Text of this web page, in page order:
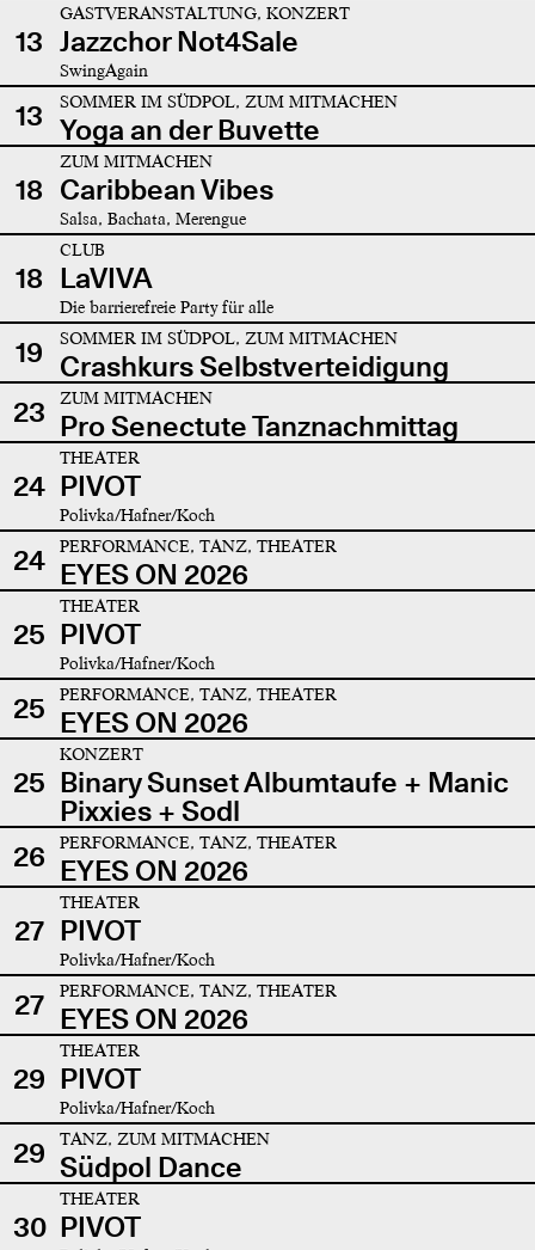
13
GASTVERANSTALTUNG, KONZERT
Jazzchor Not4Sale
SwingAgain
13 SOMMER IM SÜDPOL, ZUM MITMACHEN
Yoga an der Buvette
18
ZUM MITMACHEN
Caribbean Vibes
Salsa, Bachata, Merengue
18
CLUB
LaVIVA
Die barrierefreie Party für alle
19 SOMMER IM SÜDPOL, ZUM MITMACHEN
Crashkurs Selbstverteidigung
23
ZUM MITMACHEN
Pro Senectute Tanznachmittag
24
THEATER
PIVOT
Polivka/Hafner/Koch
24 PERFORMANCE, TANZ, THEATER
EYES ON 2026
25
THEATER
PIVOT
Polivka/Hafner/Koch
25 PERFORMANCE, TANZ, THEATER
EYES ON 2026
25
KONZERT
Binary Sunset Albumtaufe + Manic
Pixxies + Sodl
26
PERFORMANCE, TANZ, THEATER
EYES ON 2026
27
THEATER
PIVOT
Polivka/Hafner/Koch
27 PERFORMANCE, TANZ, THEATER
EYES ON 2026
29
THEATER
PIVOT
Polivka/Hafner/Koch
29 TANZ, ZUM MITMACHEN
Südpol Dance
30
THEATER
PIVOT